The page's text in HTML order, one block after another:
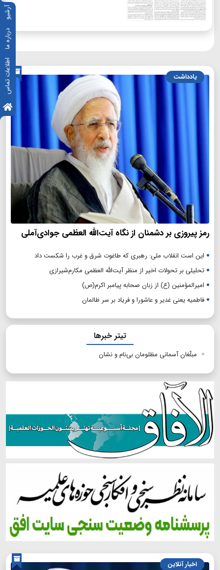
آرشیو
درباره ما
اطلاعات تماس یادداشت
رمز پیروزی بر دشمنان از نگاه آیت‌الله العظمی جوادی‌آملی
این است انقلاب ملی: رهبری که طاغوت شرق و غرب را شکست داد
تحلیلی بر تحولات اخیر از منظر آیت‌الله العظمی مکارم‌شیرازی
امیرالمؤمنین (ع) از زبان صحابه پیامبر اکرم(ص)
فاطمیه یعنی غدیر و عاشورا و فریاد بر سر ظالمان
تیتر خبرها
مبلّغان آسمانی مظلومان بی‌نام و نشان
اخبار آنلاین